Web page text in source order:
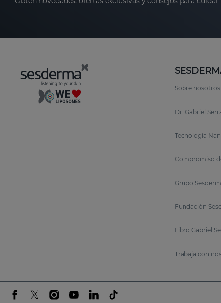
Sobre nosotros
Dr. Gabriel
Tecnología
Compromiso
Grupo
Fundación
Libro Gabriel
Trabaja con